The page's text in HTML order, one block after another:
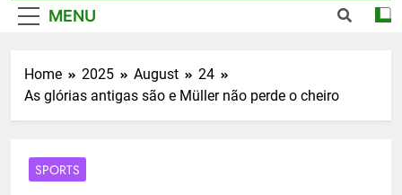
MENU
Home 2025 August
24
As glórias antigas são e Müller não perde o cheiro
SPORTS